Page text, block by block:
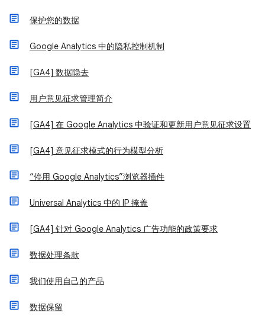
保护您的数据
Google Analytics 中的隐私控制机制
[GA4] 数据隐去
用户意见征求管理简介
[GA4] 在 Google Analytics 中验证和更新用户意见征求设置
[GA4] 意见征求模式的行为模型分析
“停用 Google Analytics”浏览器插件
Universal Analytics 中的 IP 掩盖
[GA4] 针对 Google Analytics 广告功能的政策要求
数据处理条款
我们使用自己的产品
数据保留